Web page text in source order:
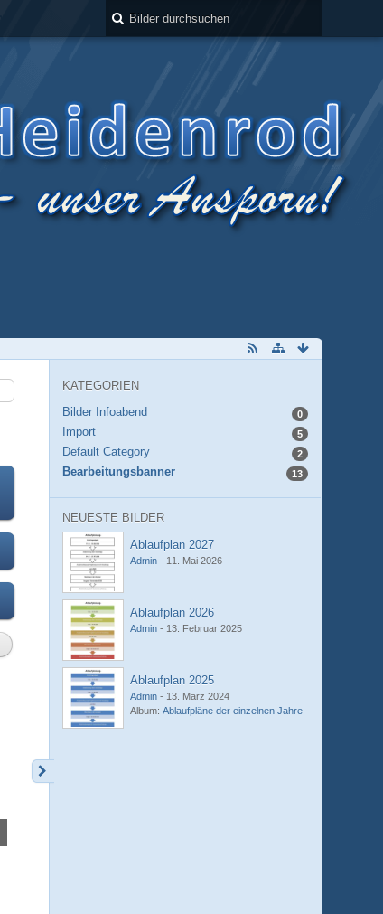
KATEGORIEN
Bilder Infoabend
0
Import 5
Default Category 2
Bearbeitungsbanner 13
NEUESTE BILDER
Ablaufplan 2027
Admin - 11. Mai 2026
Ablaufplan 2026
Admin - 13. Februar 2025
Ablaufplan 2025
Admin - 13. März 2024
Album:Ablaufpläne der einzelnen Jahre